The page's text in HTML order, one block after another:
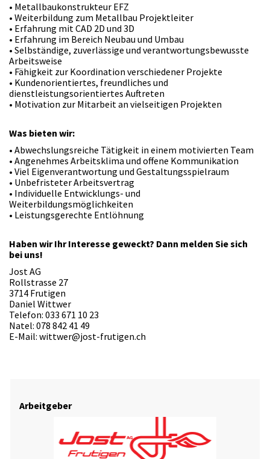
• Metallbaukonstrukteur EFZ
• Weiterbildung zum Metallbau Projektleiter
• Erfahrung mit CAD 2D und 3D
• Erfahrung im Bereich Neubau und Umbau
• Selbständige, zuverlässige und verantwortungsbewusste
Arbeitsweise
• Fähigkeit zur Koordination verschiedener Projekte
• Kundenorientiertes, freundliches und
dienstleistungsorientiertes Auftreten
• Motivation zur Mitarbeit an vielseitigen Projekten
Was bieten wir:
• Abwechslungsreiche Tätigkeit in einem motivierten Team
• Angenehmes Arbeitsklima und offene Kommunikation
• Viel Eigenverantwortung und Gestaltungsspielraum
• Unbefristeter Arbeitsvertrag
• Individuelle Entwicklungs- und
Weiterbildungsmöglichkeiten
• Leistungsgerechte Entlöhnung
Haben wir Ihr Interesse geweckt? Dann melden Sie sich
bei uns!
Jost AG
Rollstrasse 27
3714 Frutigen
Daniel Wittwer
Telefon: 033 671 10 23
Natel: 078 842 41 49
E-Mail: wittwer@jost-frutigen.ch
Arbeitgeber